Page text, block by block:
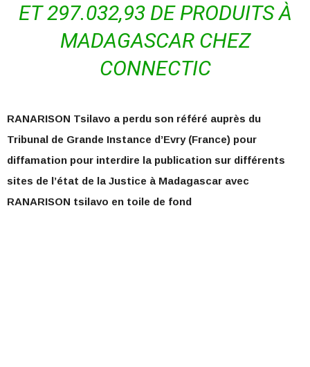
ET 297.032,93 DE PRODUITS À
MADAGASCAR CHEZ
CONNECTIC
RANARISON Tsilavo a perdu son référé auprès du
Tribunal de Grande Instance d’Evry (France) pour
diffamation pour interdire la publication sur différents
sites de l’état de la Justice à Madagascar avec
RANARISON tsilavo en toile de fond